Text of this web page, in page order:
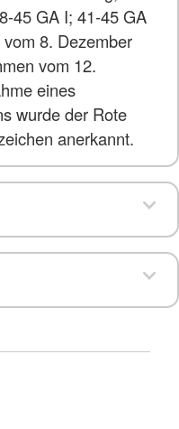
45 GA I; 41-45 GA
8. Dezember
vom 12.
eines
wurde der Rote
anerkannt.